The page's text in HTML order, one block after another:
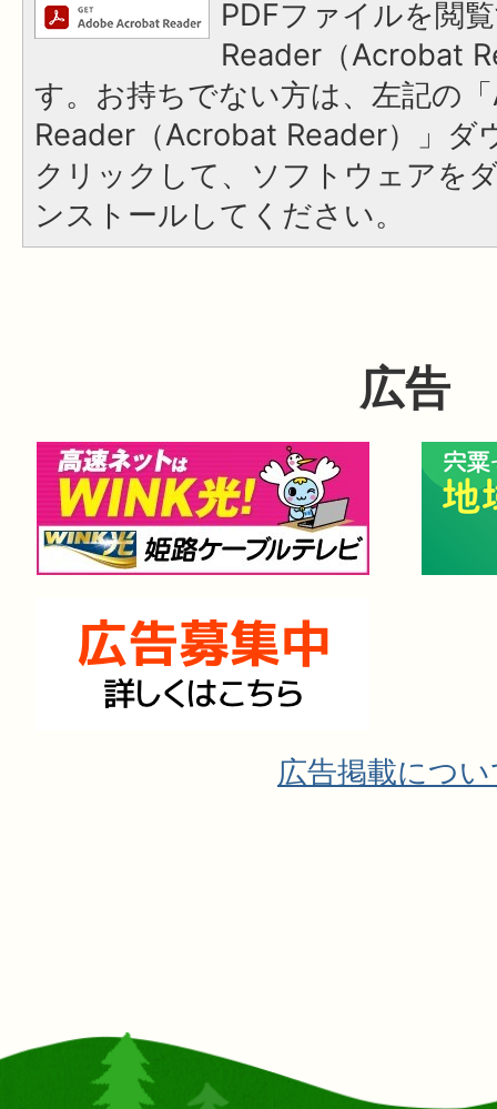
PDFファイルを閲
Reader（Acrobat
す。お持ちでない方は、左記の
Reader（Acrobat Reader）」ダ
クリックして、ソフトウェアを
ンストールしてください。
広告
広告掲載につ